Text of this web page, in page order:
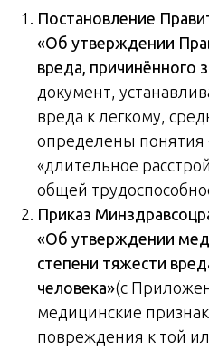
Постановление
«Об утверждении
вреда, причинённого
документ,
вреда к легкому,
определены понятия
«длительное
общей
Приказ
«Об утверждении
степени тяжести
человека»(с
медицинские
повреждения к той